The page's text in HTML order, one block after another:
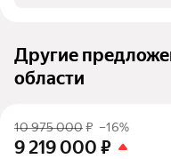
Другие
области
10 975 000₽ –16%
9 219 000 ₽